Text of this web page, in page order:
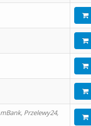
mBank, Przelewy24,